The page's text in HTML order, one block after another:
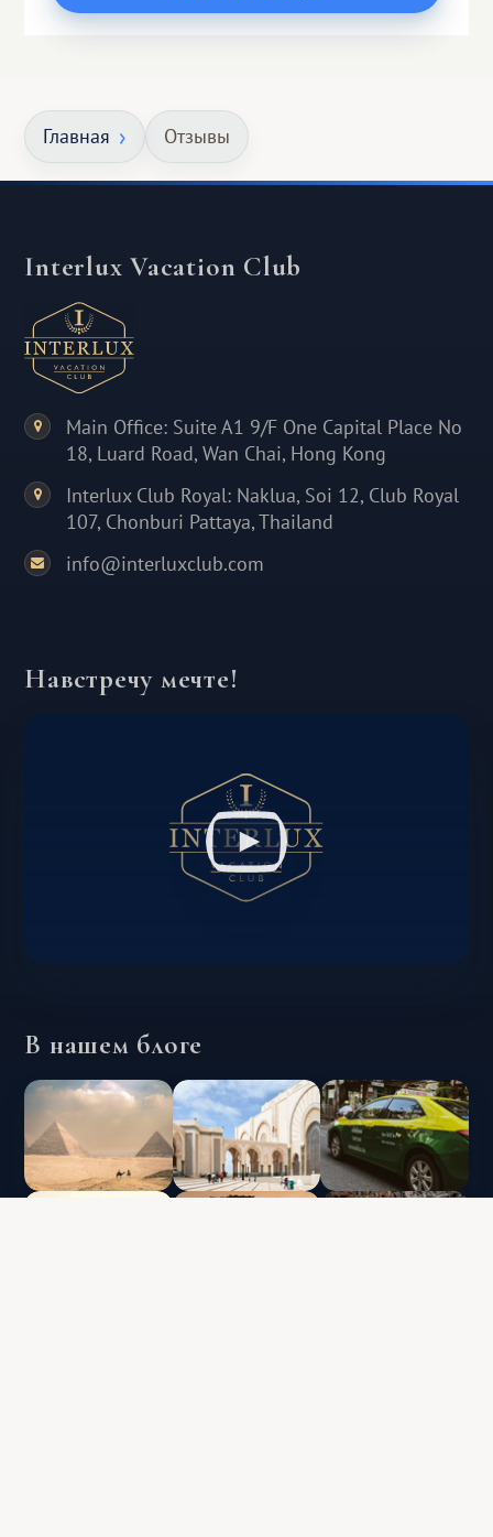
Главная Отзывы
Interlux Vacation Club
Main Office: Suite A1 9/F One Capital Place No
18, Luard Road, Wan Chai, Hong Kong
Interlux Club Royal: Naklua, Soi 12, Club Royal
107, Chonburi Pattaya, Thailand
info@interluxclub.com
Навстречу мечте!
В нашем блоге